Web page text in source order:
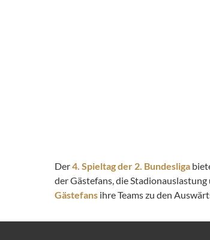
Der4. Spieltag der 2. Bundesliga
der Gästefans, die
Gästefans ihre Teams zu den